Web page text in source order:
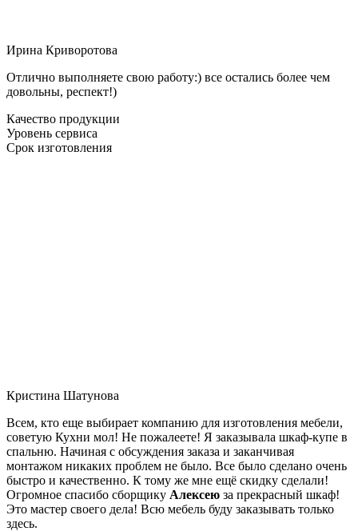
Ирина Криворотова
Отлично выполняете свою работу:) все остались более чем
довольны, респект!)
Качество продукции
Уровень сервиса
Срок изготовления
Кристина Шатунова
Всем, кто еще выбирает компанию для изготовления мебели,
советую Кухни мол! Не пожалеете! Я заказывала шкаф-купе в
спальню. Начиная с обсуждения заказа и заканчивая
монтажом никаких проблем не было. Все было сделано очень
быстро и качественно. К тому же мне ещё скидку сделали!
Огромное спасибо сборщику Алексею за прекрасный шкаф!
Это мастер своего дела! Всю мебель буду заказывать только
здесь.